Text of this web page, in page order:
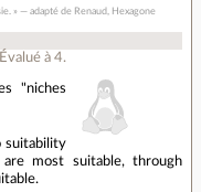
» — adapté de Renaud, Hexagone
Évalué à 4.
"niches
suitability
most suitable, through